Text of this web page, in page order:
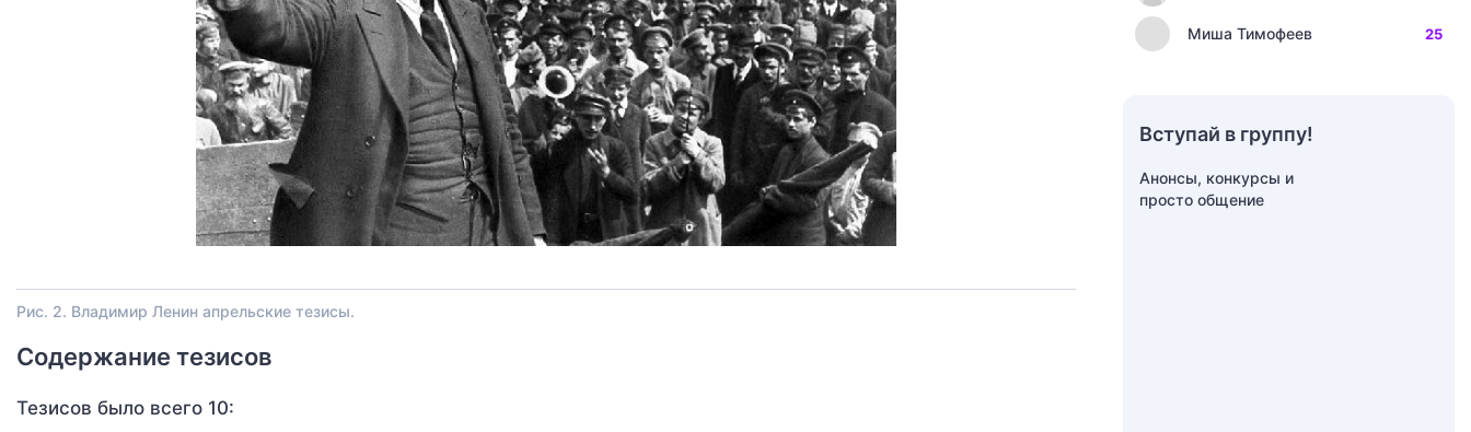
Рис. 2. Владимир Ленин апрельские тезисы.
Содержание тезисов
Тезисов было всего 10:
Миша Тимофеев 25
Вступай в группу!
Анонсы, конкурсы и
просто общение